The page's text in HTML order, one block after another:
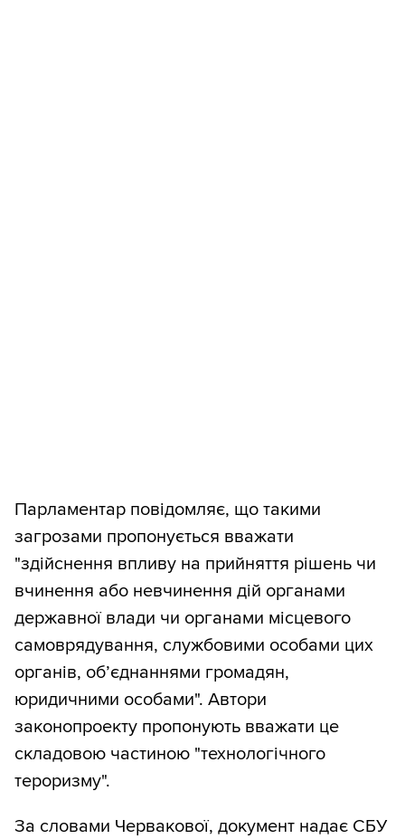
Парламентар повідомляє, що такими
загрозами пропонується вважати
"здійснення впливу на прийняття рішень чи
вчинення або невчинення дій органами
державної влади чи органами місцевого
самоврядування, службовими особами цих
органів, об’єднаннями громадян,
юридичними особами". Автори
законопроекту пропонують вважати це
складовою частиною "технологічного
тероризму".
За словами Червакової, документ надає СБУ